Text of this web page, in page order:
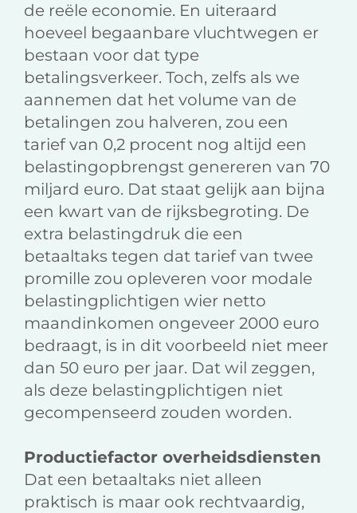
de reële economie. En uiteraard
hoeveel begaanbare vluchtwegen er
bestaan voor dat type
betalingsverkeer. Toch, zelfs als we
aannemen dat het volume van de
betalingen zou halveren, zou een
tarief van 0,2 procent nog altijd een
belastingopbrengst genereren van 70
miljard euro. Dat staat gelijk aan bijna
een kwart van de rijksbegroting. De
extra belastingdruk die een
betaaltaks tegen dat tarief van twee
promille zou opleveren voor modale
belastingplichtigen wier netto
maandinkomen ongeveer 2000 euro
bedraagt, is in dit voorbeeld niet meer
dan 50 euro per jaar. Dat wil zeggen,
als deze belastingplichtigen niet
gecompenseerd zouden worden.
Productiefactor overheidsdiensten
Dat een betaaltaks niet alleen
praktisch is maar ook rechtvaardig,